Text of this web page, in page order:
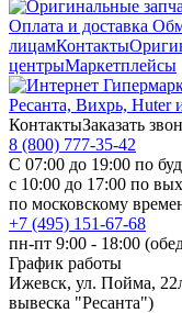
Оплата и доставка
лицамКонтакты
центрыМаркетплейсы
Ресанта, Вихрь, Huter
КонтактыЗаказать
8 (800) 777-35-42
С 07:00 до 19:00 по
с 10:00 до 17:00 по
по московскому
+7 (495) 151-67-68
пн-пт 9:00 - 18:00
График работы
Ижевск, ул. Пойма,
вывеска "Ресанта")